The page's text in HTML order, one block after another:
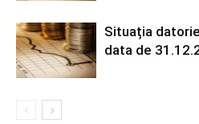
Situația
data de